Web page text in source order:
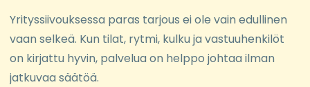
Yrityssiivouksessa paras tarjous ei ole vain edullinen
vaan selkeä. Kun tilat, rytmi, kulku ja vastuuhenkilöt
on kirjattu hyvin, palvelua on helppo johtaa ilman
jatkuvaa säätöä.